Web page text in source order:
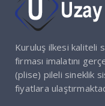
Kuruluş ilkesi kaliteli
firması imalatını
(plise) pileli sineklik
fiyatlara